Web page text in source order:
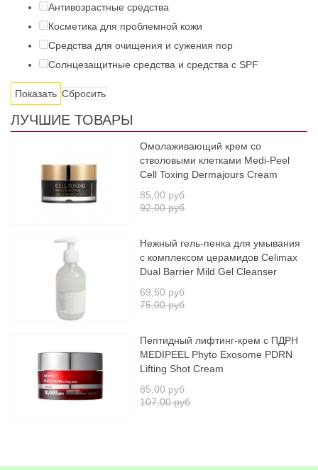
Антивозрастные средства
Косметика для проблемной кожи
Средства для очищения и сужения пор
Солнцезащитные средства и средства с SPF
Сбросить
ЛУЧШИЕ ТОВАРЫ
Омолаживающий крем со
стволовыми клетками Medi-Peel
Cell Toxing Dermajours Cream
92,00 руб
85,00 руб
Нежный гель-пенка для умывания
с комплексом церамидов Celimax
Dual Barrier Mild Gel Cleanser
75,00 руб
69,50 руб
Пептидный лифтинг-крем с ПДРН
MEDIPEEL Phyto Exosome PDRN
Lifting Shot Cream
107,00 руб
85,00 руб